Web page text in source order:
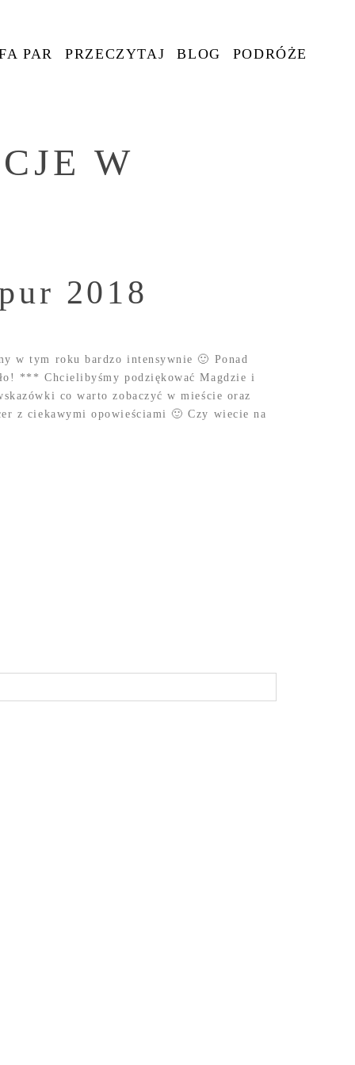
PAR PRZECZYTAJ BLOG PODRÓŻE
W
2018
w tym roku bardzo intensywnie 🙂 Ponad
*** Chcielibyśmy podziękować Magdzie i
co warto zobaczyć w mieście oraz
z ciekawymi opowieściami 🙂 Czy wiecie na